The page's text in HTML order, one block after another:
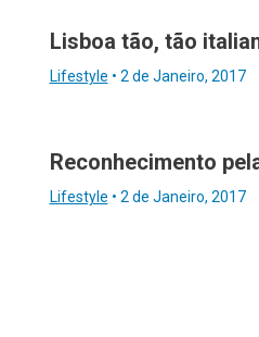
Lisboa tão, tão
Lifestyle • 2 de Janeiro, 2017
Reconhecimento
Lifestyle • 2 de Janeiro, 2017